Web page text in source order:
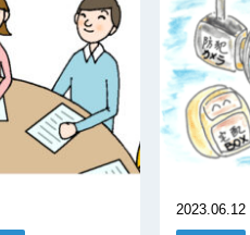
2023.06.12